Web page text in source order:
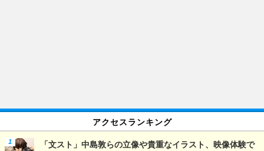
アクセスランキング
「文スト」中島敦らの立像や貴重なイラスト、映像体験で